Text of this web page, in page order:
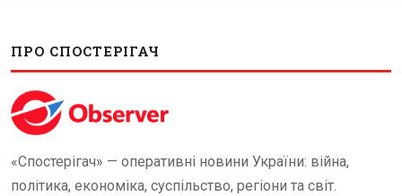
ПРО СПОСТЕРІГАЧ
«Спостерігач» — оперативні новини України: війна,
політика, економіка, суспільство, регіони та світ.